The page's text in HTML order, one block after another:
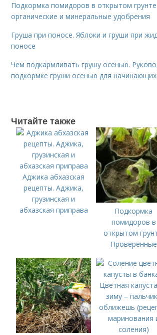
Подкормка помидоров в открытом
органические и минеральные удобрения
Груша при поносе. Яблоки и груши при
поносе
Чем подкармливать грушу осенью.
подкормке груши осенью для
Читайте также
Аджика абхазская
рецепты. Аджика,
грузинская и
абхазская приправа
Подкормка
помидоров в
открытом
Проверенные
минеральные
удобрения